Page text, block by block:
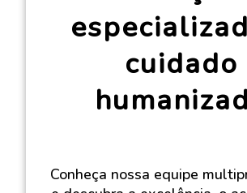
cuidado
Conheça nossa equipe